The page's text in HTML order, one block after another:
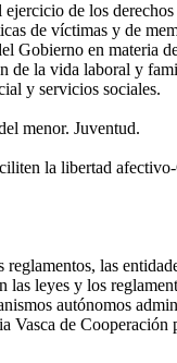
de los
de víctimas y de
Gobierno en materia
de la vida laboral y
y servicios sociales.
menor. Juventud.
la libertad
las
las leyes y los
autónomos
Vasca de Cooperación